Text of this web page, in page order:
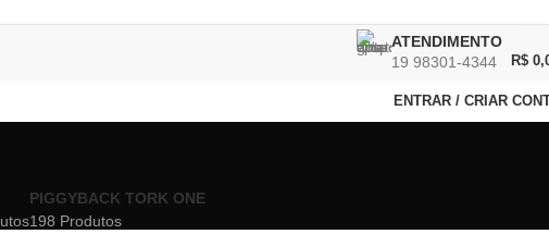
ATENDIMENTO
19 98301-4344
R$
ENTRAR / CRIAR
PIGGYBACK TORK ONE
198 Produtos